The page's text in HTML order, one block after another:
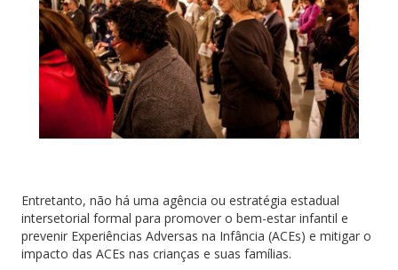
Entretanto, não há uma agência ou estratégia estadual
intersetorial formal para promover o bem-estar infantil e
prevenir Experiências Adversas na Infância (ACEs) e mitigar o
impacto das ACEs nas crianças e suas famílias.